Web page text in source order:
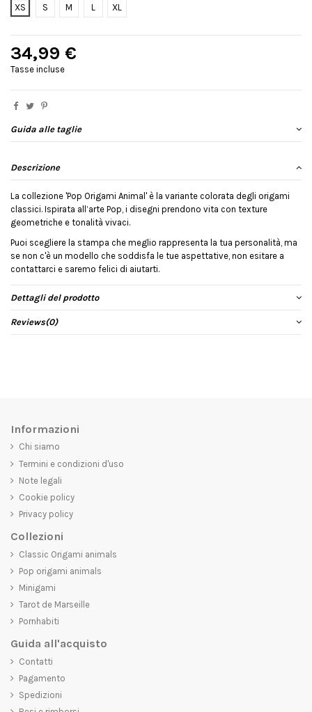
XS
S M L XL
34,99 €
Tasse incluse
Guida alle taglie
Descrizione
La collezione 'Pop Origami Animal' è la variante colorata degli origami
classici. Ispirata all’arte Pop, i disegni prendono vita con texture
geometriche e tonalità vivaci.
Puoi scegliere la stampa che meglio rappresenta la tua personalità, ma
se non c'è un modello che soddisfa le tue aspettative, non esitare a
contattarci e saremo felici di aiutarti.
Dettagli del prodotto
Reviews(0)
Informazioni
Chi siamo
Termini e condizioni d'uso
Note legali
Cookie policy
Privacy policy
Collezioni
Classic Origami animals
Pop origami animals
Minigami
Tarot de Marseille
Pornhabiti
Guida all'acquisto
Contatti
Pagamento
Spedizioni